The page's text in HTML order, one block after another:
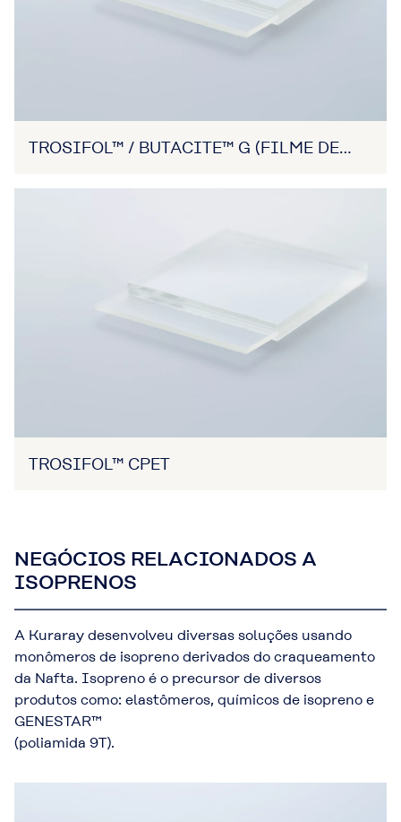
TROSIFOL™ / BUTACITE™ G (FILME DE
TROSIFOL™ CPET
NEGÓCIOS RELACIONADOS A
ISOPRENOS
A Kuraray desenvolveu diversas soluções usando
monômeros de isopreno derivados do craqueamento
da Nafta. Isopreno é o precursor de diversos
produtos como: elastômeros, químicos de isopreno e
GENESTAR™
(poliamida 9T).